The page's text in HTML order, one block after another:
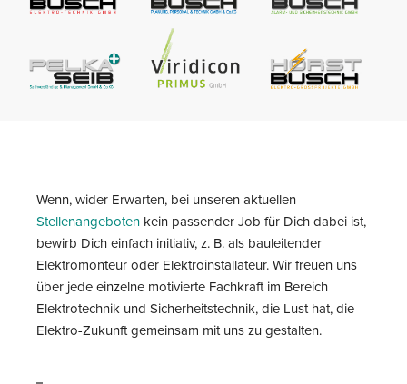
Wenn, wider Erwarten, bei unseren aktuellen
Stellenangeboten kein passender Job für Dich dabei ist,
bewirb Dich einfach initiativ, z. B. als bauleitender
Elektromonteur oder Elektroinstallateur. Wir freuen uns
über jede einzelne motivierte Fachkraft im Bereich
Elektrotechnik und Sicherheitstechnik, die Lust hat, die
Elektro-Zukunft gemeinsam mit uns zu gestalten.